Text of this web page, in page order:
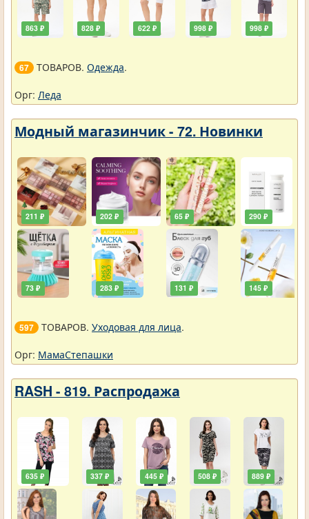
863 ₽ 828 ₽ 622 ₽ 998 ₽ 998 ₽
67 ТОВАРОВ. Одежда.
Орг: Леда
Модный магазинчик - 72. Новинки
211 ₽
73 ₽
202 ₽
283 ₽
65 ₽
131 ₽
290 ₽
145 ₽
597 ТОВАРОВ. Уходовая для лица.
Орг: МамаСтепашки
RASH - 819. Распродажа
635 ₽ 337 ₽ 445 ₽ 508 ₽ 889 ₽